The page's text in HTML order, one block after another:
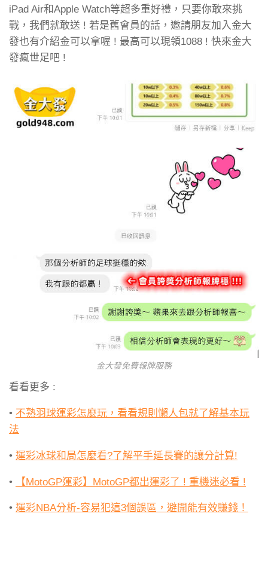
iPad Air和Apple Watch等超多重好禮，只要你敢來挑
戰，我們就敢送 ! 若是舊會員的話，邀請朋友加入金大
發也有介紹金可以拿喔 ! 最高可以現領1088 ! 快來金大
發瘋世足吧 !
金大發免費報牌服務
看看更多 :
• 不熟羽球運彩怎麼玩，看看規則懶人包就了解基本玩
法
• 運彩冰球和局怎麼看?了解平手延長賽的讓分計算!
• 【MotoGP運彩】MotoGP都出運彩了 ! 重機迷必看 !
• 運彩NBA分析-容易犯這3個誤區，避開能有效賺錢！